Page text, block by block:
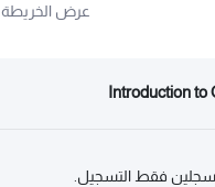
عرض الخريطة
فقط التسجيل.